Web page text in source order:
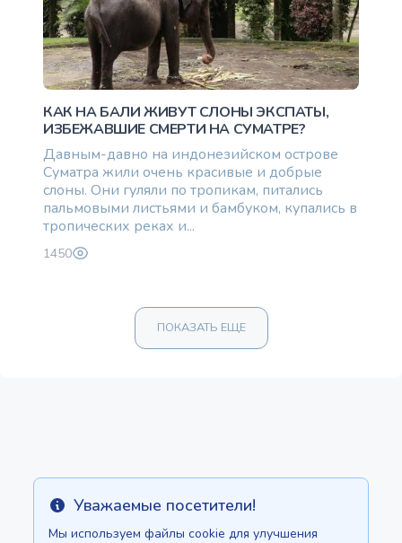
КАК НА БАЛИ ЖИВУТ СЛОНЫ ЭКСПАТЫ,
ИЗБЕЖАВШИЕ СМЕРТИ НА СУМАТРЕ?
Давным-давно на индонезийском острове
Суматра жили очень красивые и добрые
слоны. Они гуляли по тропикам, питались
пальмовыми листьями и бамбуком, купались в
тропических реках и...
1450
ПОКАЗАТЬ ЕЩЕ
Info Уважаемые посетители!
Мы используем файлы cookie для улучшения